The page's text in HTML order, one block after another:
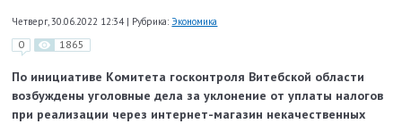
Четверг, 30.06.2022 12:34 | Рубрика: Экономика
0 1865
По инициативе Комитета госконтроля Витебской области
возбуждены уголовные дела за уклонение от уплаты налогов
при реализации через интернет-магазин некачественных